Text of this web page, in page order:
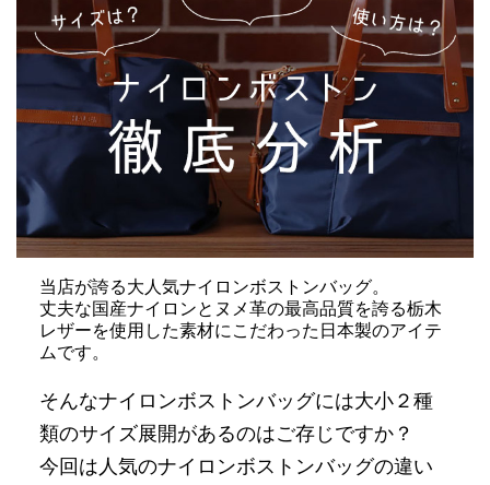
当店が誇る大人気ナイロンボストンバッグ。
丈夫な国産ナイロンとヌメ革の最高品質を誇る栃木
レザーを使用した素材にこだわった日本製のアイテ
ムです。
そんなナイロンボストンバッグには大小２種
類のサイズ展開があるのはご存じですか？
今回は人気のナイロンボストンバッグの違い